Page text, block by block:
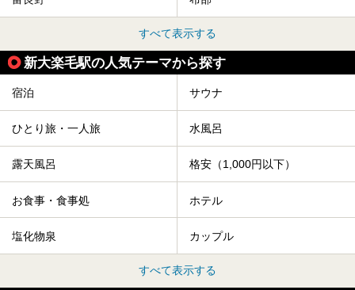
すべて表示する
新大楽毛駅の人気テーマから探す
宿泊 サウナ
ひとり旅・一人旅 水風呂
露天風呂 格安（1,000円以下）
お食事・食事処 ホテル
塩化物泉 カップル
すべて表示する